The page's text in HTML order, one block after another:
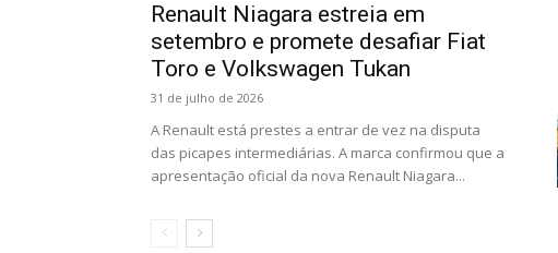
Renault Niagara estreia em
setembro e promete desafiar Fiat
Toro e Volkswagen Tukan
31 de julho de 2026
A Renault está prestes a entrar de vez na disputa
das picapes intermediárias. A marca confirmou que a
apresentação oficial da nova Renault Niagara...